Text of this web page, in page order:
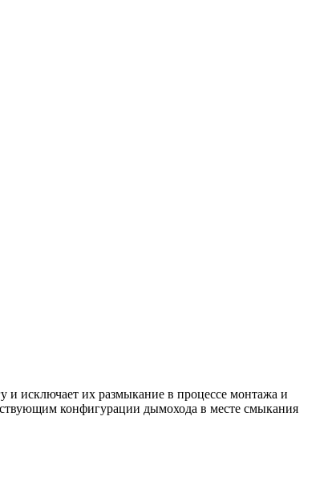
и исключает их размыкание в процессе монтажа и
конфигурации дымохода в месте смыкания